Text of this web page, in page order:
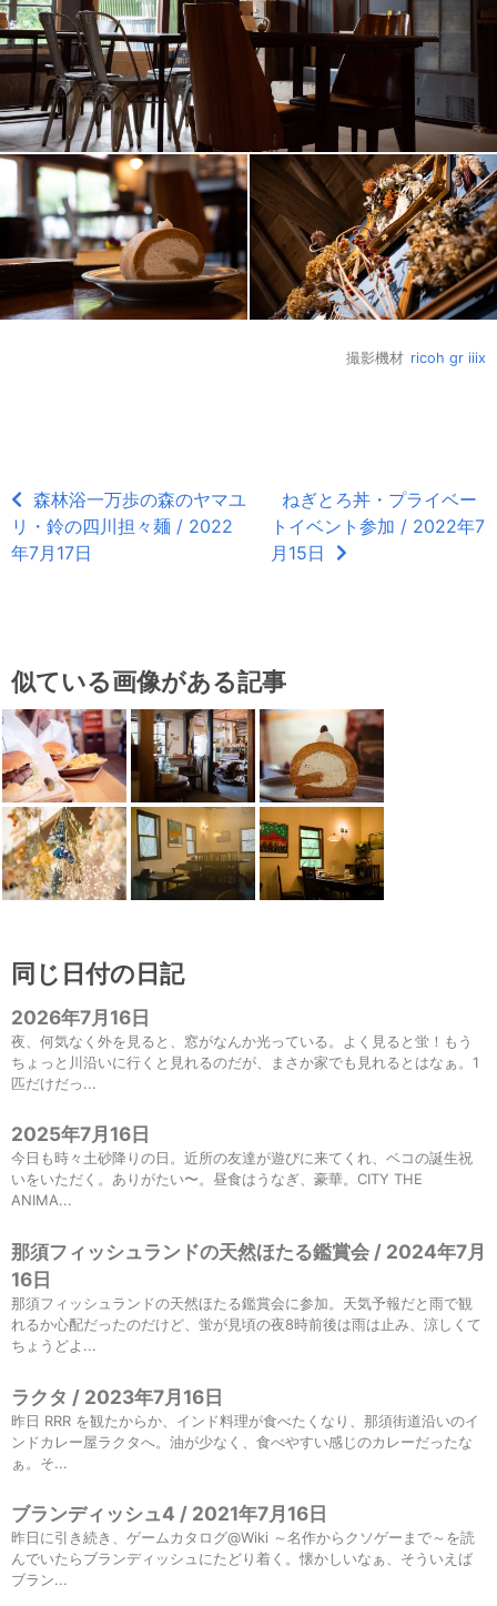
撮影機材 ricoh gr iiix
森林浴一万歩の森のヤマユ
リ・鈴の四川担々麺 / 2022
年7月17日
ねぎとろ丼・プライベー
トイベント参加 / 2022年7
月15日
似ている画像がある記事
同じ日付の日記
2026年7月16日
夜、何気なく外を見ると、窓がなんか光っている。よく見ると蛍！もう
ちょっと川沿いに行くと見れるのだが、まさか家でも見れるとはなぁ。1
匹だけだっ...
2025年7月16日
今日も時々土砂降りの日。近所の友達が遊びに来てくれ、ベコの誕生祝
いをいただく。ありがたい〜。昼食はうなぎ、豪華。CITY THE
ANIMA...
那須フィッシュランドの天然ほたる鑑賞会 / 2024年7月
16日
那須フィッシュランドの天然ほたる鑑賞会に参加。天気予報だと雨で観
れるか心配だったのだけど、蛍が見頃の夜8時前後は雨は止み、涼しくて
ちょうどよ...
ラクタ / 2023年7月16日
昨日 RRR を観たからか、インド料理が食べたくなり、那須街道沿いのイ
ンドカレー屋ラクタへ。油が少なく、食べやすい感じのカレーだったな
ぁ。そ...
ブランディッシュ4 / 2021年7月16日
昨日に引き続き、ゲームカタログ@Wiki ～名作からクソゲーまで～を読
んでいたらブランディッシュにたどり着く。懐かしいなぁ、そういえば
ブラン...